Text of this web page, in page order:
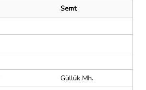
Semt
Güllük Mh.